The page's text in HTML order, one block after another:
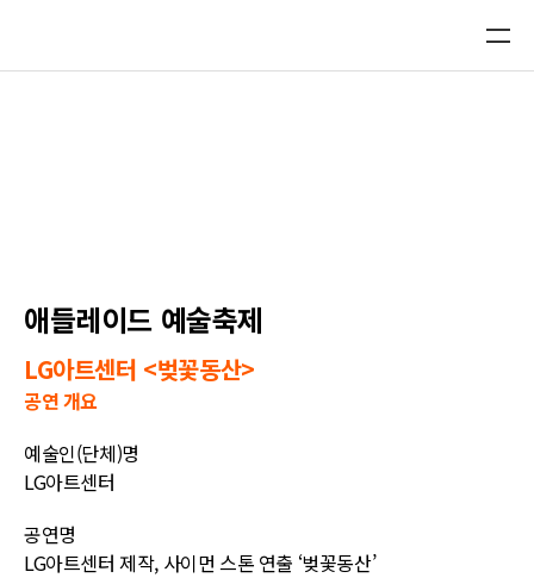
애들레이드 예술축제
LG아트센터 <벚꽃동산>
공연 개요
예술인(단체)명
LG아트센터
공연명
LG아트센터 제작, 사이먼 스톤 연출 ‘벚꽃동산’